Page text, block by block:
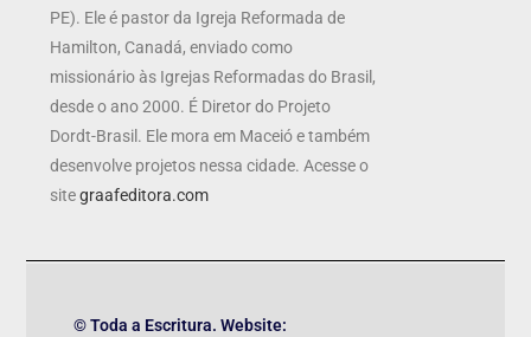
PE). Ele é pastor da Igreja Reformada de
Hamilton, Canadá, enviado como
missionário às Igrejas Reformadas do Brasil,
desde o ano 2000. É Diretor do Projeto
Dordt-Brasil. Ele mora em Maceió e também
desenvolve projetos nessa cidade. Acesse o
sitegraafeditora.com
© Toda a Escritura. Website: